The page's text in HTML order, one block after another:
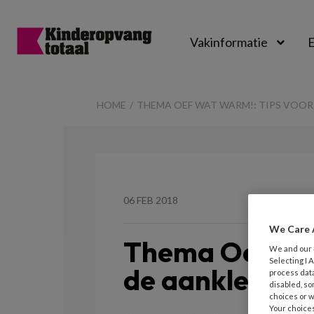
Vakinformatie
HOME THEMA OEF WAT WARM!: TIPS
06 FEB 2018
Thema Oef
de aankleding
We Care
We and our
Selecting I
process
disabled,
choices or
Your